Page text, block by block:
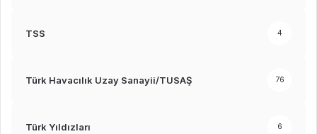
TSS 4
Türk Havacılık Uzay Sanayii/TUSAŞ 76
Türk Yıldızları 6